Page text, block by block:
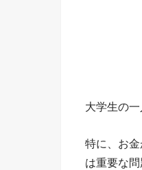
大学生の
特に、お
は重要な問